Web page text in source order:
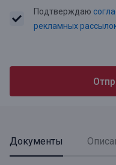
Подтверждаю
рекламных
Документы